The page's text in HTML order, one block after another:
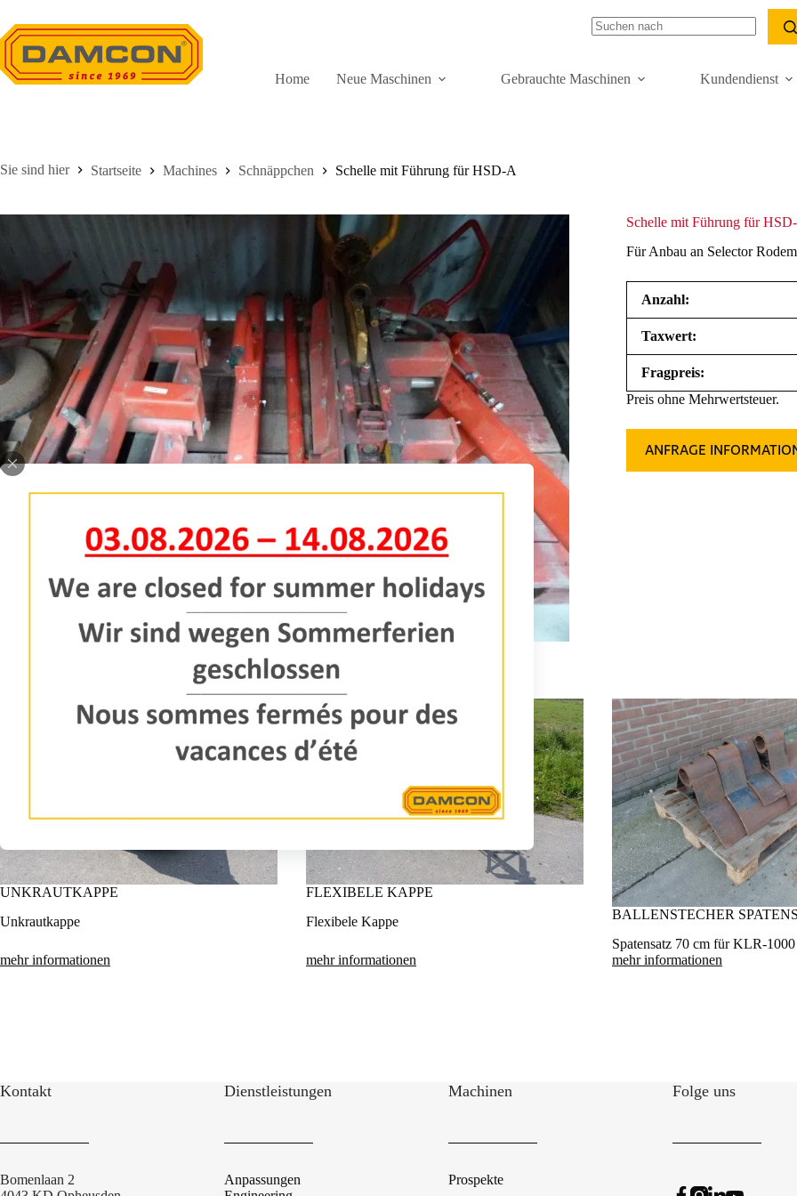
Inhalt
springen
Home Neue Maschinen Gebrauchte Maschinen Kundendienst
Startseite Machines Schnäppchen Schelle mit Führung für HSD-A
Schelle mit Führung für
Für Anbau an Selector
Anzahl:
Taxwert:
Fragpreis:
Preis ohne Mehrwertsteuer.
ANFRAGE
UNKRAUTKAPPE
Unkrautkappe
mehr informationen
FLEXIBELE KAPPE
Flexibele Kappe
mehr informationen
BALLENSTECHER
Spatensatz 70 cm für KLR-
mehr informationen
Kontakt
Bomenlaan 2
Dienstleistungen
Anpassungen
Machinen
Prospekte
Folge uns